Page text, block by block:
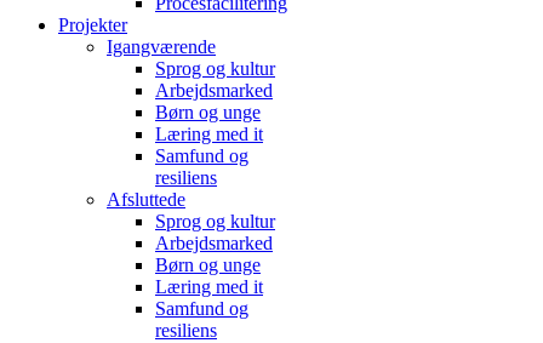
Projekter
Igangværende
Sprog og kultur
Arbejdsmarked
Børn og unge
Læring med it
Samfund og
resiliens
Afsluttede
Sprog og kultur
Arbejdsmarked
Børn og unge
Læring med it
Samfund og
resiliens